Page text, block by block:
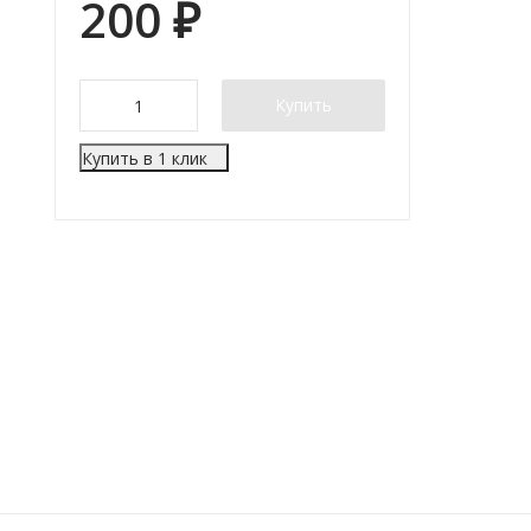
200 ₽
Купить
Купить в 1 клик